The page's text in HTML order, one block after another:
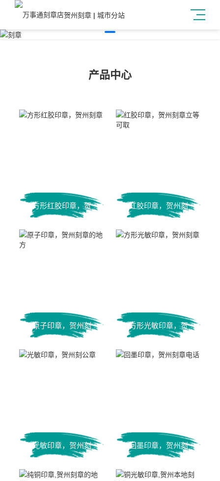
贺州刻章 | 城市分站
产品中心
方形红胶印章，贺
州刻章
红胶印章，贺州刻
章立等可取
原子印章，贺州刻
章的地方
方形光敏印章，贺
州刻章
光敏印章，贺州刻
公章
回墨印章，贺州刻
章电话